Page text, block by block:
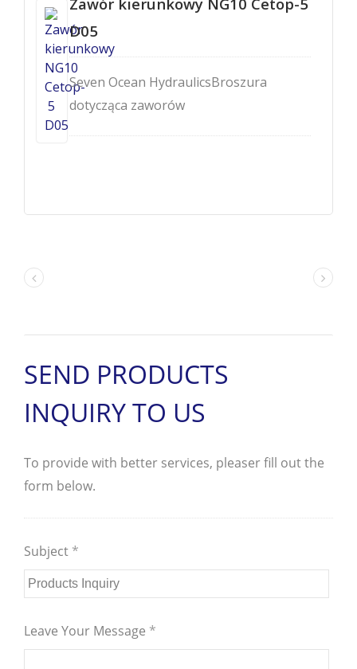
D05
Seven Ocean HydraulicsBroszura
dotycząca zaworów